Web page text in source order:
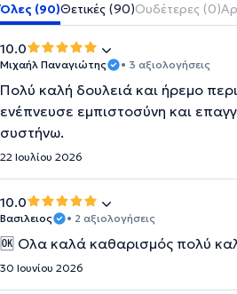
Όλες (90)Θετικές (90)Ουδέτερες (0)
10.0
Μιχαήλ Παναγιώτης • 3 αξιολογήσεις
Πολύ καλή δουλειά και ήρεμο
ενέπνευσε εμπιστοσύνη και
συστήνω.
22 Ιουλίου 2026
10.0
Βασιλειος • 2 αξιολογήσεις
🆗 Ολα καλά καθαρισμός πολύ
30 Ιουνίου 2026